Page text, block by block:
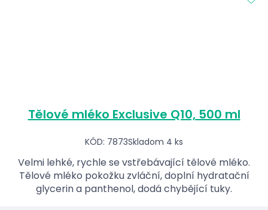
Tělové mléko Exclusive Q10, 500 ml
KÓD: 7873Skladom 4 ks
Velmi lehké, rychle se vstřebávající tělové mléko.
Tělové mléko pokožku zvláční, doplní hydratační
glycerin a panthenol, dodá chybějící tuky.